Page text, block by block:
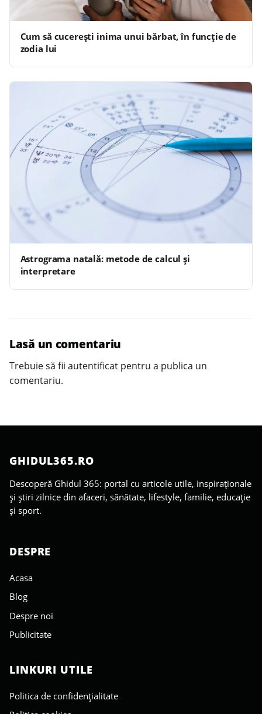
Cum să cucerești inima unui bărbat, în funcție de
zodia lui
Astrograma natală: metode de calcul și
interpretare
Lasă un comentariu
Trebuie să fii autentificat pentru a publica un
comentariu.
GHIDUL365.RO
Descoperă Ghidul 365: portal cu articole utile, inspiraționale
și știri zilnice din afaceri, sănătate, lifestyle, familie, educație
și sport.
DESPRE
Acasa
Blog
Despre noi
Publicitate
LINKURI UTILE
Politica de confidențialitate